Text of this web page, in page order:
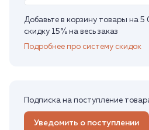
Добавьте в корзину товары на
скидку 15% на весь заказ
Подробнее про систему скидок
Подписка на поступление
Уведомить о поступлении